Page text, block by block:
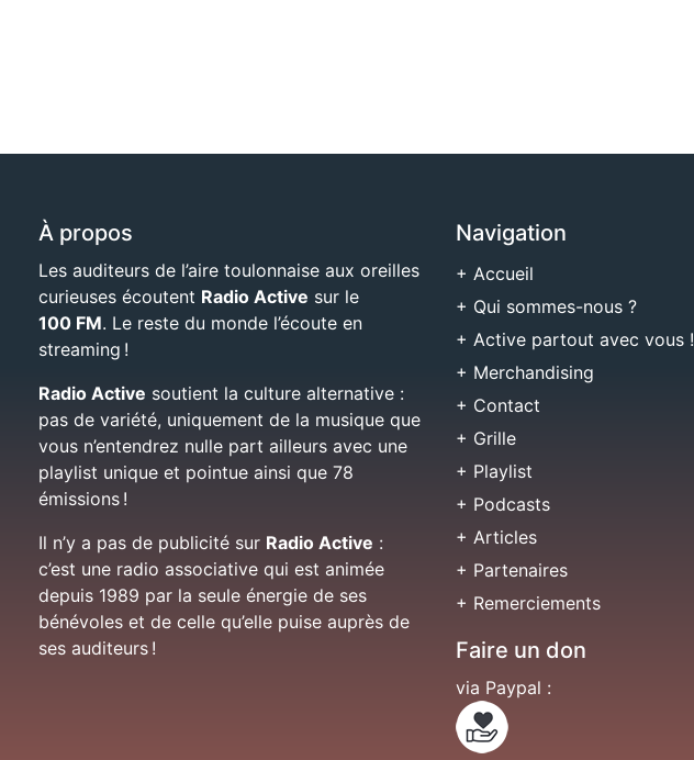
À propos
Les auditeurs de l’aire toulonnaise aux oreilles
curieuses écoutent Radio Active sur le
100 FM. Le reste du monde l’écoute en
streaming !
Radio Active soutient la culture alternative :
pas de variété, uniquement de la musique que
vous n’entendrez nulle part ailleurs avec une
playlist unique et pointue ainsi que 78
émissions !
Il n’y a pas de publicité sur Radio Active :
c’est une radio associative qui est animée
depuis 1989 par la seule énergie de ses
bénévoles et de celle qu’elle puise auprès de
ses auditeurs !
Navigation
+ Accueil
+ Qui sommes-nous ?
+ Active partout avec vous !
+ Merchandising
+ Contact
+ Grille
+ Playlist
+ Podcasts
+ Articles
+ Partenaires
+ Remerciements
Faire un don
via Paypal :